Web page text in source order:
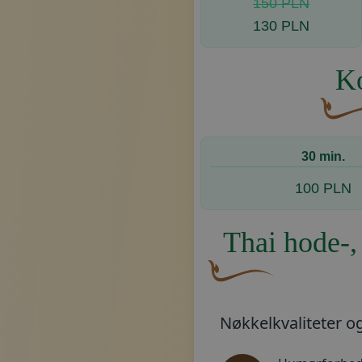
130 PLN
30 min.
100 PLN
Thai hode-
Nøkkelkvaliteter